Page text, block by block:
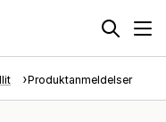
Produktanmeldelser